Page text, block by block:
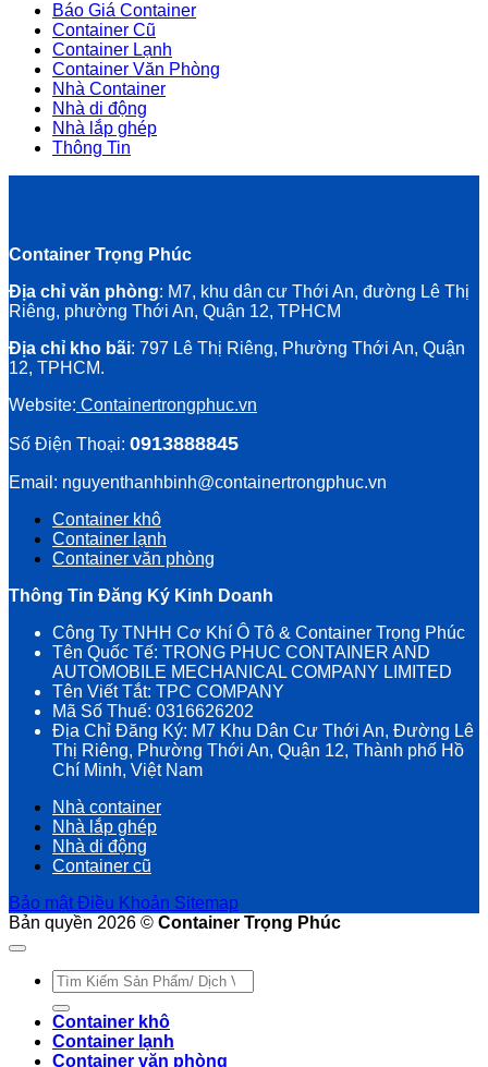
Báo Giá Container
Container Cũ
Container Lạnh
Container Văn Phòng
Nhà Container
Nhà di động
Nhà lắp ghép
Thông Tin
Container Trọng Phúc
Địa chỉ văn phòng: M7, khu dân cư Thới An, đường Lê Thị
Riêng, phường Thới An, Quận 12, TPHCM
Địa chỉ kho bãi: 797 Lê Thị Riêng, Phường Thới An, Quận
12, TPHCM.
Website: Containertrongphuc.vn
Số Điện Thoại: 0913888845
Email: nguyenthanhbinh@containertrongphuc.vn
Container khô
Container lạnh
Container văn phòng
Thông Tin Đăng Ký Kinh Doanh
Công Ty TNHH Cơ Khí Ô Tô & Container Trọng Phúc
Tên Quốc Tế: TRONG PHUC CONTAINER AND
AUTOMOBILE MECHANICAL COMPANY LIMITED
Tên Viết Tắt: TPC COMPANY
Mã Số Thuế: 0316626202
Địa Chỉ Đăng Ký: M7 Khu Dân Cư Thới An, Đường Lê
Thị Riêng, Phường Thới An, Quận 12, Thành phố Hồ
Chí Minh, Việt Nam
Nhà container
Nhà lắp ghép
Nhà di động
Container cũ
Bảo mật Điều Khoản Sitemap
Bản quyền 2026 © Container Trọng Phúc
Tìm
kiếm:
Container khô
Container lạnh
Container văn phòng